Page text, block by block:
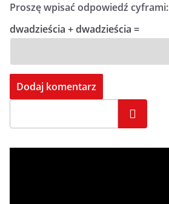
Proszę wpisać odpowiedź cyframi:
dwadzieścia + dwadzieścia =
Szukaj